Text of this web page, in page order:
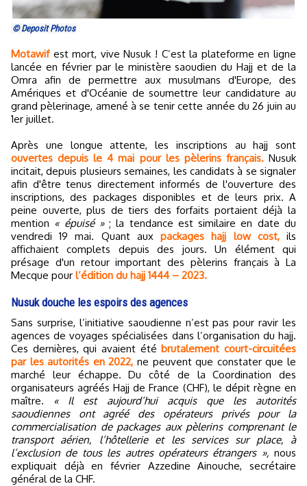
© Deposit Photos
Motawifest mort, vive Nusuk ! C’est la plateforme en ligne
lancée en février par le ministère saoudien du Hajj et de la
Omra afin de permettre aux musulmans d'Europe, des
Amériques et d'Océanie de soumettre leur candidature au
grand pèlerinage, amené à se tenir cette année du 26 juin au
1er juillet.
Après une longue attente, les inscriptions au hajj sont
ouvertes depuis le 4 mai pour les pèlerins français.Nusuk
incitait, depuis plusieurs semaines, les candidats à se signaler
afin d'être tenus directement informés de l'ouverture des
inscriptions, des packages disponibles et de leurs prix. A
peine ouverte, plus de tiers des forfaits portaient déjà la
mention « épuisé »; la tendance est similaire en date du
vendredi 19 mai. Quant auxpackages hajj low cost,ils
affichaient complets depuis des jours. Un élément qui
présage d'un retour important des pèlerins français à La
Mecque pour l’édition du hajj 1444 – 2023.
Nusuk douche les espoirs des agences
Sans surprise, l’initiative saoudienne n’est pas pour ravir les
agences de voyages spécialisées dans l’organisation du hajj.
Ces dernières, qui avaient étébrutalement court-circuitées
par les autorités en 2022, ne peuvent que constater que le
marché leur échappe. Du côté de la Coordination des
organisateurs agréés Hajj de France (CHF), le dépit règne en
maître. « Il est aujourd’hui acquis que les autorités
saoudiennes ont agréé des opérateurs privés pour la
commercialisation de packages aux pèlerins comprenant le
transport aérien, l’hôtellerie et les services sur place, à
l’exclusion de tous les autres opérateurs étrangers », nous
expliquait déjà en février Azzedine Ainouche, secrétaire
général de la CHF.